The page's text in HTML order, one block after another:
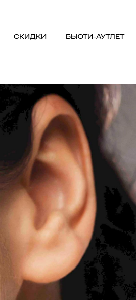
СКИДКИ БЬЮТИ-АУТЛЕТ
Скидки
Бьюти-гайд
Бестселлеры
Программа привилегий
Тина рекомендует
Подарочные сертификаты
Для мужчин